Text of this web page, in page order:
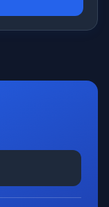
Funktioner